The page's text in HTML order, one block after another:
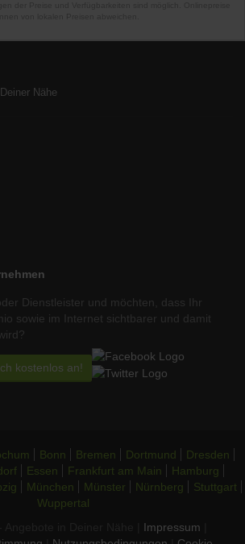
Nähe
Dienstleister und möchten, dass Ihr
sowie im Internet sichtbarer und damit
kostenlos an!
Bonn Bremen Dortmund
Dresden
Essen Frankfurt am Main
Hamburg
München Münster Nürnberg
Stuttgart
Wuppertal
Impressum